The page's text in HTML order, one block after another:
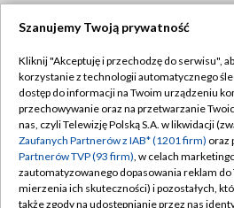
TVP
Abonament TVP
Emisja w TVP
Centrum informacji TVP
Naziemna Telewizja Cyfrowa
Regulamin
Polityka
Moje
Pomoc
Szanujemy Twoją prywatność
Kliknij "Akceptuję i przechodzę do serwisu",
korzystanie z technologii automatycznego
dostęp do informacji na Twoim urządzeniu
przechowywanie oraz na przetwarzanie
nas, czyli Telewizję Polską S.A. w likwidacji
Zaufanych Partnerów z IAB* (1201 firm) oraz
Partnerów TVP (93 firm), w celach
zautomatyzowanego dopasowania reklam
mierzenia ich skuteczności) i pozostałych,
także zgody na udostępnianie przez nas